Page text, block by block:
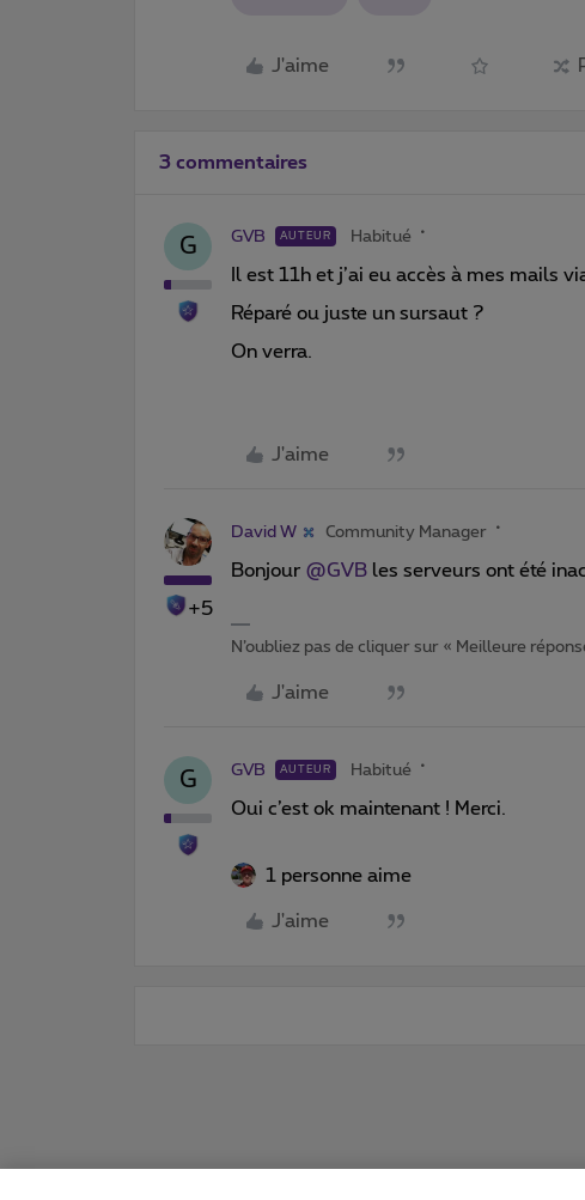
J'aime
3 commentaires
G GVB AUTEUR Habitué
Il est 11h et j’ai eu accès à mes mails
Réparé ou juste un sursaut ?
On verra.
J'aime
+5
David W Community Manager
Bonjour @GVB les serveurs ont été
N’oubliez pas de cliquer sur « Meilleure
J'aime
G GVB AUTEUR Habitué
Oui c’est ok maintenant ! Merci.
1 personne aime
J'aime